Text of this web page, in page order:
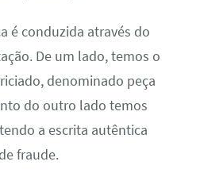
é conduzida através do
De um lado, temos o
denominado peça
do outro lado temos
a escrita autêntica
fraude.